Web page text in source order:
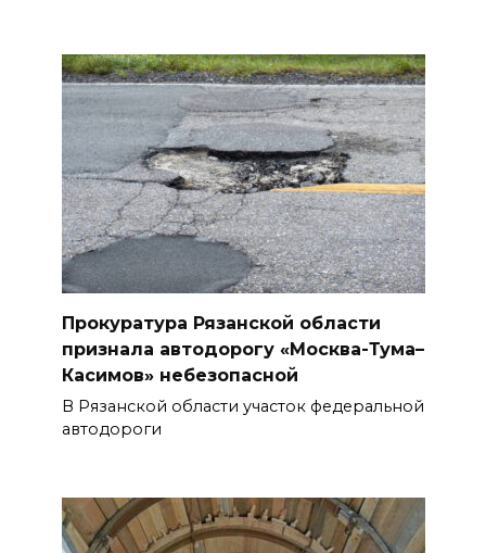
Прокуратура Рязанской области
признала автодорогу «Москва-Тума–
Касимов» небезопасной
В Рязанской области участок федеральной
автодороги